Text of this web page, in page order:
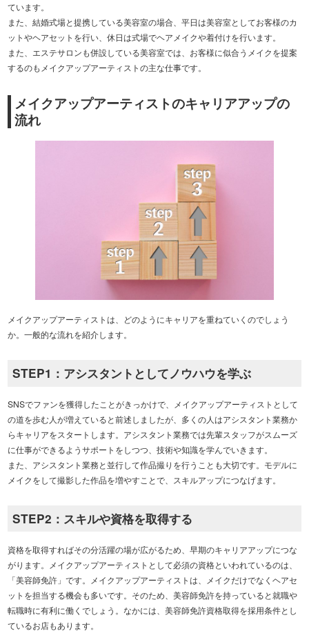
ています。
また、結婚式場と提携している美容室の場合、平日は美容室としてお客様のカ
ットやヘアセットを行い、休日は式場でヘアメイクや着付けを行います。
また、エステサロンも併設している美容室では、お客様に似合うメイクを提案
するのもメイクアップアーティストの主な仕事です。
メイクアップアーティストのキャリアアップの
流れ
メイクアップアーティストは、どのようにキャリアを重ねていくのでしょう
か。一般的な流れを紹介します。
STEP1：アシスタントとしてノウハウを学ぶ
SNSでファンを獲得したことがきっかけで、メイクアップアーティストとして
の道を歩む人が増えていると前述しましたが、多くの人はアシスタント業務か
らキャリアをスタートします。アシスタント業務では先輩スタッフがスムーズ
に仕事ができるようサポートをしつつ、技術や知識を学んでいきます。
また、アシスタント業務と並行して作品撮りを行うことも大切です。モデルに
メイクをして撮影した作品を増やすことで、スキルアップにつなげます。
STEP2：スキルや資格を取得する
資格を取得すればその分活躍の場が広がるため、早期のキャリアアップにつな
がります。メイクアップアーティストとして必須の資格といわれているのは、
「美容師免許」です。メイクアップアーティストは、メイクだけでなくヘアセ
ットを担当する機会も多いです。そのため、美容師免許を持っていると就職や
転職時に有利に働くでしょう。なかには、美容師免許資格取得を採用条件とし
ているお店もあります。